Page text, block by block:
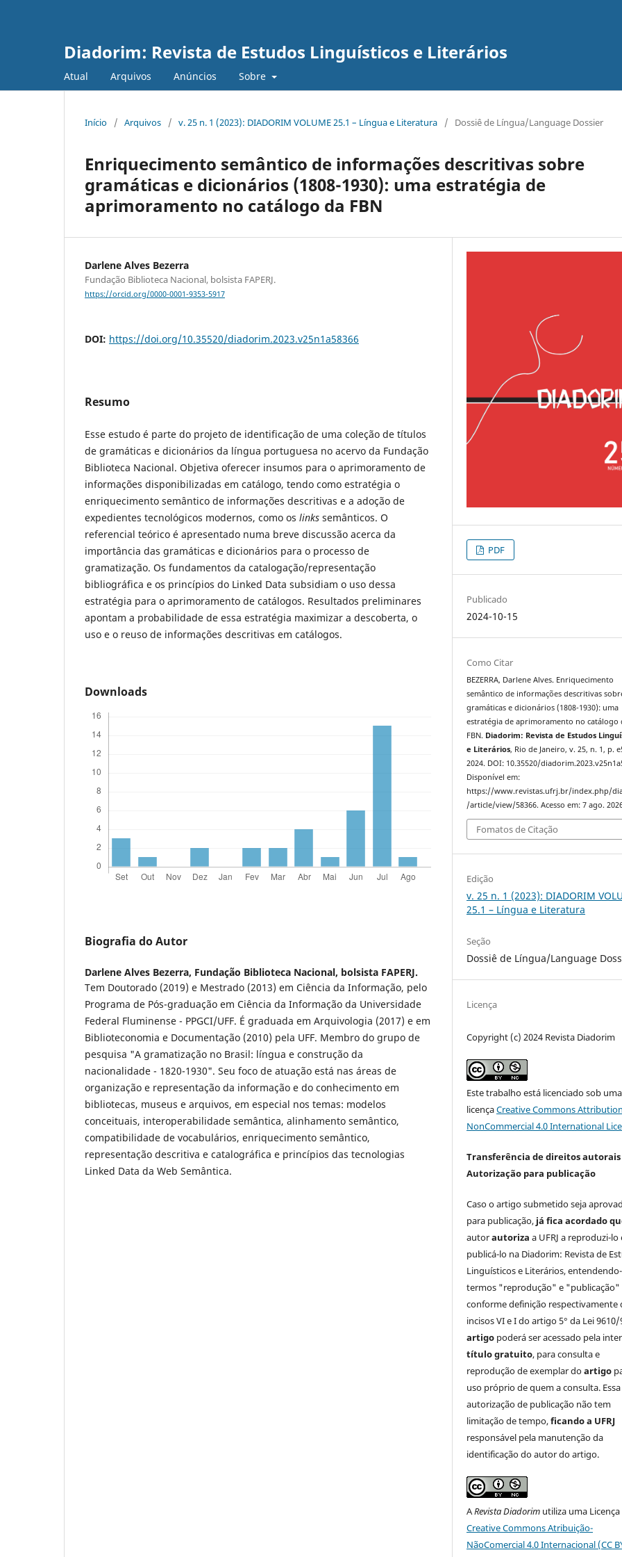
Diadorim: Revista de Estudos Linguísticos e Literários
Atual Arquivos Anúncios Sobre
Início / Arquivos / v. 25 n. 1 (2023): DIADORIM VOLUME 25.1 – Língua e Literatura / Dossiê de Língua/Language Dossier
Enriquecimento semântico de informações descritivas sobre
gramáticas e dicionários (1808-1930): uma estratégia de
aprimoramento no catálogo da FBN
Darlene Alves Bezerra
Fundação Biblioteca Nacional, bolsista FAPERJ.
https://orcid.org/0000-0001-9353-5917
DOI: https://doi.org/10.35520/diadorim.2023.v25n1a58366
Resumo
Esse estudo é parte do projeto de identificação de uma coleção de títulos
de gramáticas e dicionários da língua portuguesa no acervo da Fundação
Biblioteca Nacional. Objetiva oferecer insumos para o aprimoramento de
informações disponibilizadas em catálogo, tendo como estratégia o
enriquecimento semântico de informações descritivas e a adoção de
expedientes tecnológicos modernos, como os links semânticos. O
referencial teórico é apresentado numa breve discussão acerca da
importância das gramáticas e dicionários para o processo de
gramatização. Os fundamentos da catalogação/representação
bibliográfica e os princípios do Linked Data subsidiam o uso dessa
estratégia para o aprimoramento de catálogos. Resultados preliminares
apontam a probabilidade de essa estratégia maximizar a descoberta, o
uso e o reuso de informações descritivas em catálogos.
Downloads
Biografia do Autor
Darlene Alves Bezerra, Fundação Biblioteca Nacional, bolsista FAPERJ.
Tem Doutorado (2019) e Mestrado (2013) em Ciência da Informação, pelo
Programa de Pós-graduação em Ciência da Informação da Universidade
Federal Fluminense - PPGCI/UFF. É graduada em Arquivologia (2017) e em
Biblioteconomia e Documentação (2010) pela UFF. Membro do grupo de
pesquisa "A gramatização no Brasil: língua e construção da
nacionalidade - 1820-1930". Seu foco de atuação está nas áreas de
organização e representação da informação e do conhecimento em
bibliotecas, museus e arquivos, em especial nos temas: modelos
conceituais, interoperabilidade semântica, alinhamento semântico,
compatibilidade de vocabulários, enriquecimento semântico,
representação descritiva e catalográfica e princípios das tecnologias
Linked Data da Web Semântica.
PDF
Publicado
2024-10-15
Como Citar
BEZERRA, Darlene Alves. Enriquecimento
semântico de informações descritivas
gramáticas e dicionários (1808-1930): uma
estratégia de aprimoramento no catálogo
FBN. Diadorim: Revista de Estudos
e Literários, Rio de Janeiro, v. 25, n. 1, p.
2024. DOI: 10.35520/
Disponível em:
https://www.revistas.ufrj.br/index.php/
/article/view/58366. Acesso em: 7 ago.
Fomatos de Citação
Edição
v. 25 n. 1 (2023): DIADORIM
25.1 – Língua e Literatura
Seção
Dossiê de Língua/Language
Licença
Copyright (c) 2024 Revista Diadorim
Este trabalho está licenciado sob uma
licençaCreative Commons
NonCommercial 4.0 International
Transferência de direitos autorais
Autorização para publicação
Caso o artigo submetido seja
para publicação, já fica acordado
autorautoriza a UFRJ a reproduzi-lo
publicá-lo na Diadorim: Revista de
Linguísticos e Literários,
termos "reprodução" e "publicação"
conforme definição respectivamente
incisos VI e I do artigo 5° da Lei 9610/
artigo poderá ser acessado pela
título gratuito, para consulta e
reprodução de exemplar doartigo
uso próprio de quem a consulta. Essa
autorização de publicação não tem
limitação de tempo,ficando a UFRJ
responsável pela manutenção da
identificação do autor do artigo.
ARevista Diadorim utiliza uma Licença
Creative Commons Atribuição-
NãoComercial 4.0 Internacional (CC